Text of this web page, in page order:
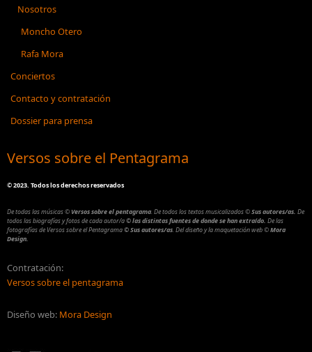
Nosotros
Moncho Otero
Rafa Mora
Conciertos
Contacto y contratación
Dossier para prensa
Versos sobre el Pentagrama
©2023. Todos los derechos reservados
De todas las músicas© Versos sobre el pentagrama. De todos los textos musicalizados©Sus autores/as. De
todos las biografías y fotos de cada autor/a© las distintas fuentes de donde se han extraído. De las
fotografías de Versos sobre el Pentagrama© Sus autores/as. Del diseño y la maquetación web©Mora
Design.
Contratación:
Versos sobre el pentagrama
Diseño web: Mora Design